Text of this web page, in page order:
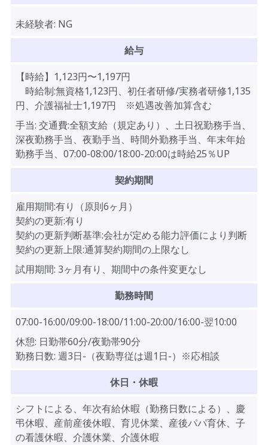
未経験者: NG
給与
【時給】 1,123円〜1,197円
時給制:無資格1,123円、初任者研修/実務者研修1,135
円、介護福祉士1,197円 ※処遇改善加算含む
手当: 交通費:全額支給（規定あり）、土日祝勤務手当、
深夜勤務手当、夜勤手当、時間外勤務手当、年末年始
勤務手当、07:00-08:00/18:00-20:00は時給25％UP
契約期間
雇用期間:有り（原則6ヶ月）
契約の更新:有り
契約の更新判断基準:会社が定める能力評価により判断
契約の更新上限:通算契約期間の上限なし
試用期間: 3ヶ月有り、期間中の条件変更なし
勤務時間
07:00-16:00/09:00-18:00/11:00-20:00/16:00-翌10:00
休憩: 日勤帯60分/夜勤帯90分
勤務日数: 週3日-（夜勤専従は週1日-）※応相談
休日・休暇
シフトによる、年次有給休暇（勤務日数による）、慶
弔休暇、産前産後休暇、育児休業、産後パパ育休、子
の看護休暇、介護休業、介護休暇